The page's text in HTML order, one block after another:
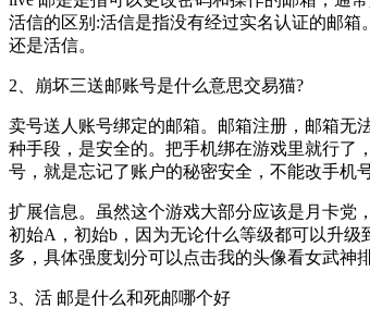
活信的区别:活信是指没有经过实名认证的邮
还是活信。
2、崩坏三送邮账号是什么意思交易猫?
卖号送人账号绑定的邮箱。邮箱注册，邮箱无
种手段，是安全的。把手机绑在游戏里就行了
号，就是忘记了账户的秘密安全，不能改手机
扩展信息。虽然这个游戏大部分应该是月卡党
初始A，初始b，因为无论什么等级都可以升
多，具体强度划分可以点击我的头像看女武神
3、活 邮是什么和死邮哪个好